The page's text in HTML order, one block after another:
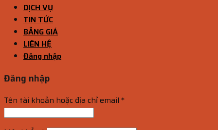
DỊCH VỤ
TIN TỨC
BẢNG GIÁ
LIÊN HỆ
Đăng nhập
Đăng nhập
Tên tài khoản hoặc địa chỉ email *